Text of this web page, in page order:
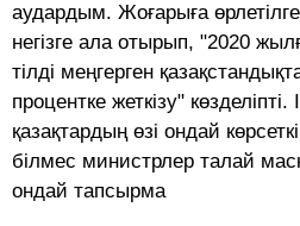
аудардым. Жоғарыға
негізге ала отырып, "2020
тілді меңгерген
процентке жеткізу"
қазақтардың өзі ондай
білмес министрлер талай
ондай тапсырма